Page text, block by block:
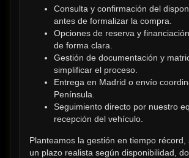
Consulta y confirmación del
antes de formalizar la compra.
Opciones de reserva y
de forma clara.
Gestión de documentación y
simplificar el proceso.
Entrega en Madrid o envío
Península.
Seguimiento directo por nuestro
recepción del vehículo.
Planteamos la gestión en tiempo récord,
un plazo realista según disponibilidad,